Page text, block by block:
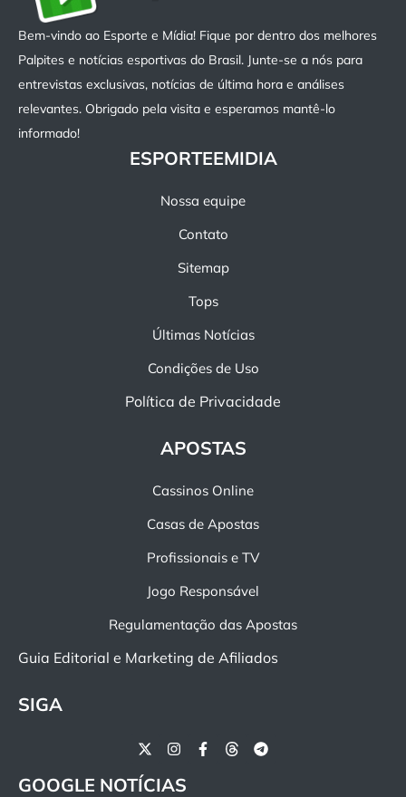
Bem-vindo ao Esporte e Mídia! Fique por dentro dos melhores
Palpites e notícias esportivas do Brasil. Junte-se a nós para
entrevistas exclusivas, notícias de última hora e análises
relevantes. Obrigado pela visita e esperamos mantê-lo
informado!
ESPORTEEMIDIA
Nossa equipe
Contato
Sitemap
Tops
Últimas Notícias
Condições de Uso
Política de Privacidade
APOSTAS
Cassinos Online
Casas de Apostas
Profissionais e TV
Jogo Responsável
Regulamentação das Apostas
Guia Editorial e Marketing de Afiliados
SIGA
GOOGLE NOTÍCIAS